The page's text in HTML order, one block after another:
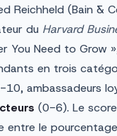
Reichheld (Bain &
du Harvard
You Need to Grow
en trois
10, ambassadeurs
(0-6). Le
entre le